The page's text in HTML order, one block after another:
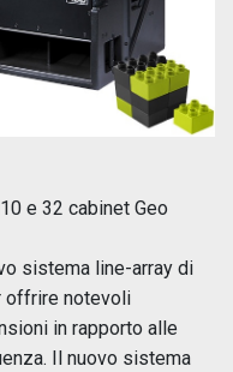
e 32 cabinet Geo
sistema line-array di
offrire notevoli
in rapporto alle
Il nuovo sistema